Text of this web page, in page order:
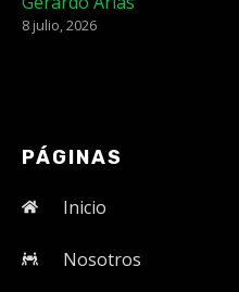
8 julio, 2026
PÁGINAS
Inicio
Nosotros